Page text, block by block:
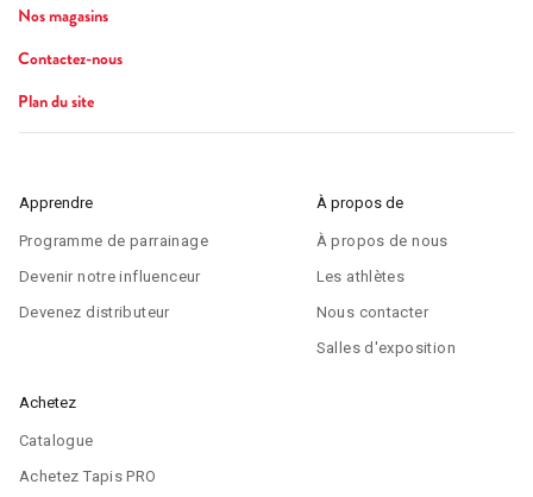
Nos magasins
Contactez-nous
Plan du site
Apprendre
Programme de parrainage
Devenir notre influenceur
Devenez distributeur
À propos de
À propos de nous
Les athlètes
Nous contacter
Salles d'exposition
Achetez
Achetez TapisPRO
Catalogue